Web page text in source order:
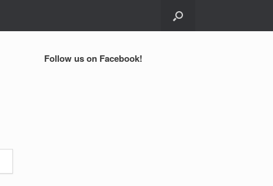
Follow us on Facebook!